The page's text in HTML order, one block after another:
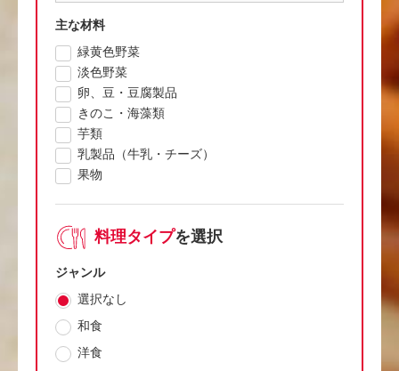
主な材料
緑黄色野菜
淡色野菜
卵、豆・豆腐製品
きのこ・海藻類
芋類
乳製品（牛乳・チーズ）
果物
料理タイプを選択
ジャンル
選択なし
和食
洋食